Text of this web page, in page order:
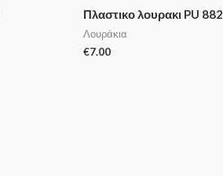
Πλαστικο λουρακι PU
Λουράκια
€7.00